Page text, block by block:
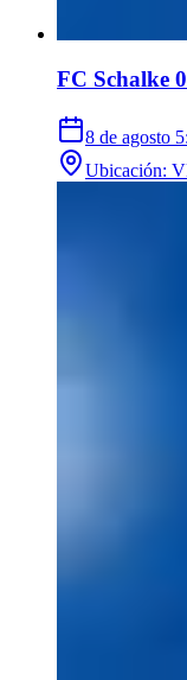
FC Schalke
8 de agosto
Ubicación: